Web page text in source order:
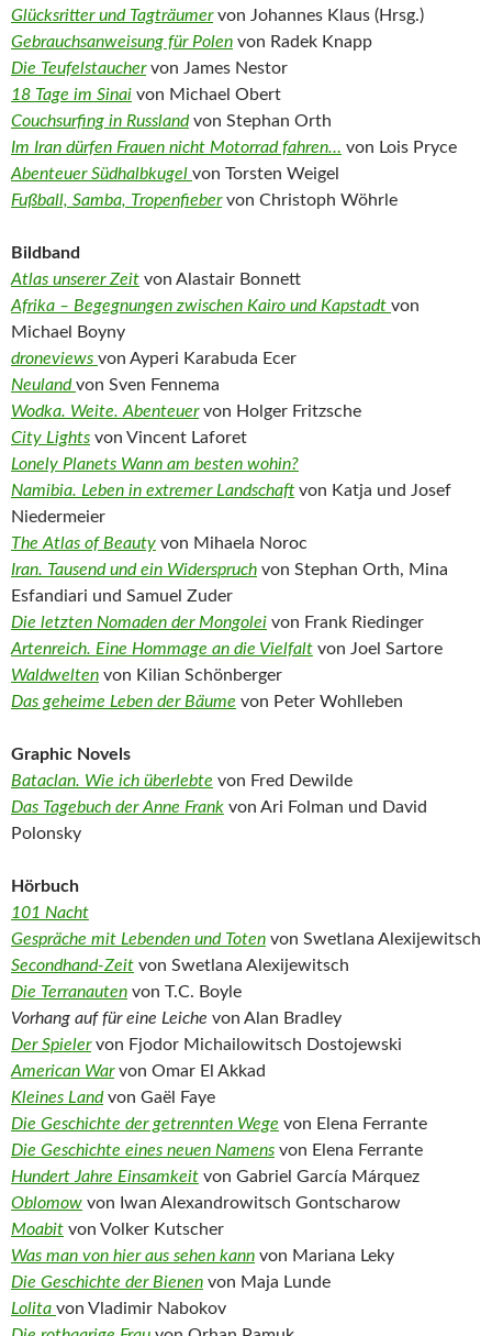
Glücksritter und Tagträumervon Johannes Klaus (Hrsg.)
Gebrauchsanweisung für Polen von Radek Knapp
Die Teufelstauchervon James Nestor
18 Tage im Sinai von Michael Obert
Couchsurfing in Russlandvon Stephan Orth
Im Iran dürfen Frauen nicht Motorrad fahren… von Lois Pryce
Abenteuer Südhalbkugel von Torsten Weigel
Fußball, Samba, Tropenfiebervon Christoph Wöhrle
Bildband
Atlas unserer Zeit von Alastair Bonnett
Afrika – Begegnungen zwischen Kairo und Kapstadt von
Michael Boyny
droneviews von Ayperi Karabuda Ecer
Neuland von Sven Fennema
Wodka. Weite. Abenteuervon Holger Fritzsche
City Lights von Vincent Laforet
Lonely Planets Wann am besten wohin?
Namibia. Leben in extremer Landschaftvon Katja und Josef
Niedermeier
The Atlas of Beauty von Mihaela Noroc
Iran. Tausend und ein Widerspruch von Stephan Orth, Mina
Esfandiari und Samuel Zuder
Die letzten Nomaden der Mongolei von Frank Riedinger
Artenreich. Eine Hommage an die Vielfalt von Joel Sartore
Waldwelten von Kilian Schönberger
Das geheime Leben der Bäume von Peter Wohlleben
Graphic Novels
Bataclan. Wie ich überlebte von Fred Dewilde
Das Tagebuch der Anne Frank von Ari Folman und David
Polonsky
Hörbuch
101 Nacht
Gespräche mit Lebenden und Toten von Swetlana Alexijewitsch
Secondhand-Zeit von Swetlana Alexijewitsch
Die Terranauten von T.C. Boyle
Vorhang auf für eine Leiche von Alan Bradley
Der Spielervon Fjodor Michailowitsch Dostojewski
American Warvon Omar El Akkad
Kleines Landvon Gaël Faye
Die Geschichte der getrennten Wege von Elena Ferrante
Die Geschichte eines neuen Namens von Elena Ferrante
Hundert Jahre Einsamkeit von Gabriel García Márquez
Oblomow von Iwan Alexandrowitsch Gontscharow
Moabit von Volker Kutscher
Was man von hier aus sehen kann von Mariana Leky
Die Geschichte der Bienen von Maja Lunde
Lolita von Vladimir Nabokov